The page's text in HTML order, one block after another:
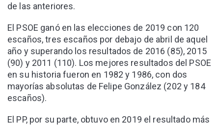
de las anteriores.
El PSOE ganó en las elecciones de 2019 con 120
escaños, tres escaños por debajo de abril de aquel
año y superando los resultados de 2016 (85), 2015
(90) y 2011 (110). Los mejores resultados del PSOE
en su historia fueron en 1982 y 1986, con dos
mayorías absolutas de Felipe González (202 y 184
escaños).
El PP, por su parte, obtuvo en 2019 el resultado más